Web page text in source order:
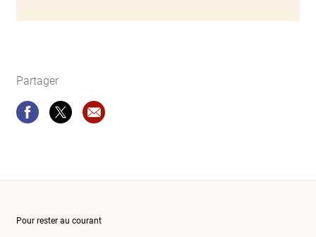
Partager
PartagerPartagerRecommandation site web: Classes
Pour rester au courant